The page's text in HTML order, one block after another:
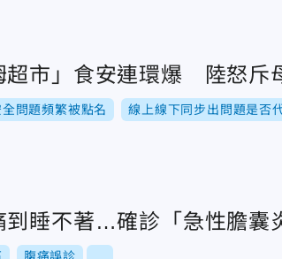
超市」食安連環爆 陸怒斥
問題頻繁被點名 線上線下同步出問題是否
到睡不著…確診「急性膽囊